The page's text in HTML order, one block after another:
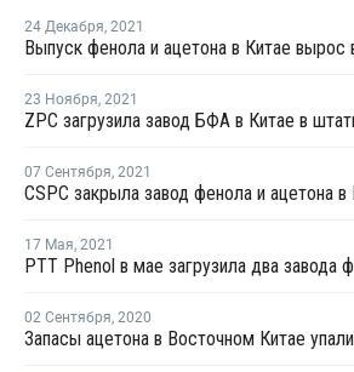
24 Декабря, 2021
Выпуск фенола и ацетона в Китае вырос
23 Ноября, 2021
07 Сентября, 2021
17 Мая, 2021
02 Сентября, 2020